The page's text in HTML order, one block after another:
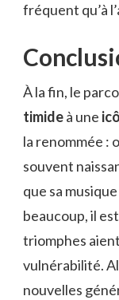
fréquent qu’à
À la fin, le
timideà une
la renommée :
souvent
que sa
beaucoup, il
triomphes
vulnérabilité.
nouvelles